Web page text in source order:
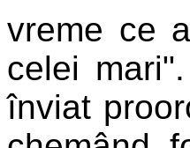
vreme ce
celei
înviat